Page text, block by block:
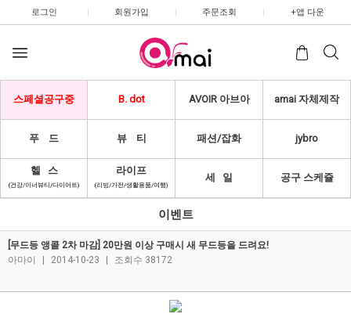
로그인 | 회원가입 | 주문조회 | +앱 다운
스페셜공구중 B. dot AVOIR 아브아 amai 자체제작
푸 드 뷰 티 패션/잡화 jybro
헬 스
(건강/이너뷰티/다이어트)
라이프
(리빙/가전/생활용품/여행)
세 일 공구 스케쥴
이벤트
[무드등 앵콜 2차 마감] 20만원 이상 구매시 새 무드등을 드려요!
아마이
2014-10-23 조회수 38172